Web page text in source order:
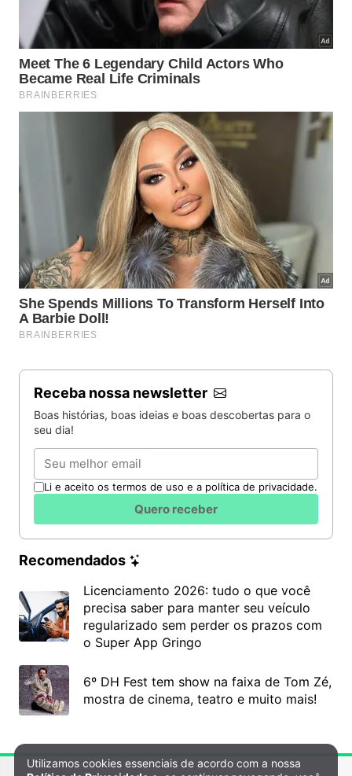
Exibições em Sequência
16h – Bombeiro
(The Fireman, EUA, 1916, 24 min.
Dir.: Charles Chaplin).
Sinopse: Carlitos é um bombeiro atrapalhado que,
desafiando a ordem do chefe, invade uma casa
incendiada para salvar uma jovem.
(The Immigrant, EUA, 1917, 24 min.
Dir.: Charles Chaplin).
Sinopse: Em uma viagem de navio, imigrante
conhece uma jovem por quem se apaixona.
Vida De Cachorro (A Dog, EUA, 1918, 33 min. Dir.:
Charles Chaplin).
Sinopse: Carlitos, um cachorro vira-lata e uma
dançarina lutam por uma vida melhor.
Local: Biblioteca Pública Viriato Corrêa
18h – Os Sete Amores (Seven Chances, EUA, 1925,
55 min.Dir.:Buster Keaton).
Sinopse: Rapaz azarado e pobre descobre que
herdou sete milhões de dólares do avô. Para
receber o dinheiro, terá que se casar até as 7 horas
da noite em que completar 27 anos.
Local: Biblioteca Pública Viriato Corrêa
10
16h –Boxe Por Amor (Battling Butler, EUA, 1926,
71 min.Dir.: Buster Keaton).
Sinopse: Para impressionar a família da garota
simples por quem se apaixonou, rapaz burguês se
passa por um pugilista famoso.
Local: Biblioteca Pública Viriato Corrêa
18h – O Circo (The Circus, EUA, 1928, 71 min. Dir.:
Charles Chaplin).
Receba nossa newsletter
Boas histórias, boas ideias e boas descobertas para o
seu dia!
Email
Li e aceito os termos de uso e a política de privacidade.
Quero receber
Recomendados
Licenciamento 2026: tudo o que você
precisa saber para manter seu veículo
regularizado sem perder os prazos com
o Super App Gringo
6º DH Fest tem show na faixa de Tom Zé,
mostra de cinema, teatro e muito mais!
Política de Privacidade e Cookies
Utilizamos cookies essenciais de acordo com a nossa